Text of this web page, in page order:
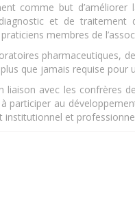
comme but
et de traitement
membres de
pharmaceutiques,
que jamais requise pour
liaison avec les confrères
participer au
institutionnel et